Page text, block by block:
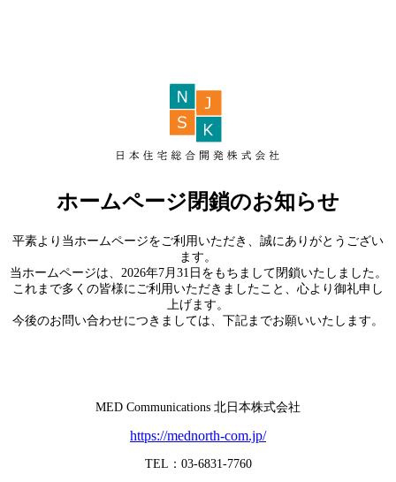
ホームページ閉鎖のお知らせ
平素より当ホームページをご利用いただき、誠にありがとうござい
ます。
当ホームページは、2026年7月31日をもちまして閉鎖いたしました。
これまで多くの皆様にご利用いただきましたこと、心より御礼申し
上げます。
今後のお問い合わせにつきましては、下記までお願いいたします。
MED Communications 北日本株式会社
https://mednorth-com.jp/
TEL：03-6831-7760